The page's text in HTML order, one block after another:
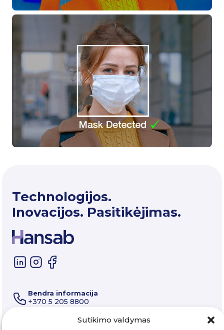
Sutikimo valdymas
Technologijos.
Inovacijos. Pasitikėjimas.
Bendra informacija
+370 5 205 8800
+370 5 205 8822